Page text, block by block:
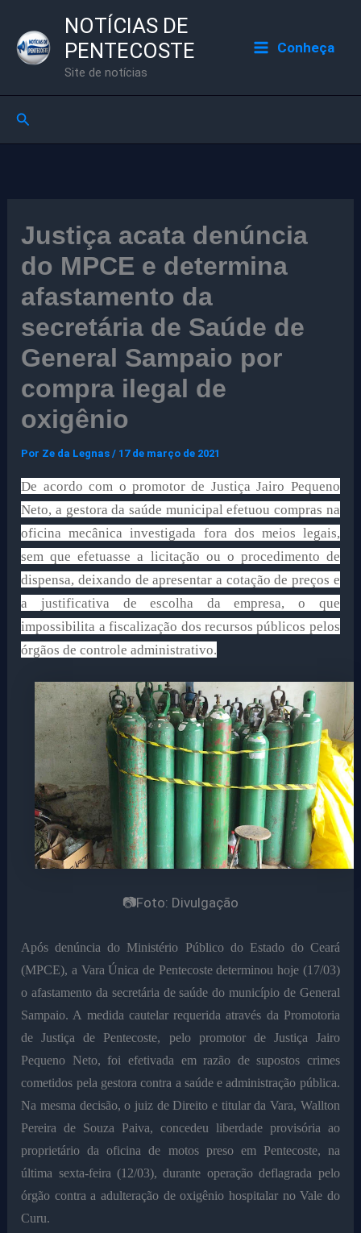
para
NOTÍCIAS DE
PENTECOSTE
Site de notícias
Conheça
Pesquisar
Justiça acata denúncia
do MPCE e determina
afastamento da
secretária de Saúde de
General Sampaio por
compra ilegal de
oxigênio
Por Ze da Legnas/ 17 de março de 2021
De acordo com o promotor de Justiça Jairo Pequeno
Neto, a gestora da saúde municipal efetuou compras na
oficina mecânica investigada fora dos meios legais,
sem que efetuasse a licitação ou o procedimento de
dispensa, deixando de apresentar a cotação de preços e
a justificativa de escolha da empresa, o que
impossibilita a fiscalização dos recursos públicos pelos
órgãos de controle administrativo.
📷Foto: Divulgação
Após denúncia do Ministério Público do Estado do Ceará
(MPCE), a Vara Única de Pentecoste determinou hoje (17/03)
o afastamento da secretária de saúde do município de General
Sampaio. A medida cautelar requerida através da Promotoria
de Justiça de Pentecoste, pelo promotor de Justiça Jairo
Pequeno Neto, foi efetivada em razão de supostos crimes
cometidos pela gestora contra a saúde e administração pública.
Na mesma decisão, o juiz de Direito e titular da Vara, Wallton
Pereira de Souza Paiva, concedeu liberdade provisória ao
proprietário da oficina de motos preso em Pentecoste, na
última sexta-feira (12/03), durante operação deflagrada pelo
órgão contra a adulteração de oxigênio hospitalar no Vale do
Curu.